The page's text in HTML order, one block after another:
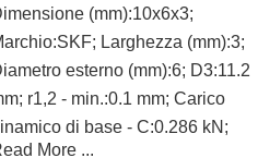
(mm):10x6x3;
Larghezza (mm):3;
esterno (mm):6; D3:11.2
r1,2 - min.:0.1 mm; Carico
di base - C:0.286 kN;
More ...